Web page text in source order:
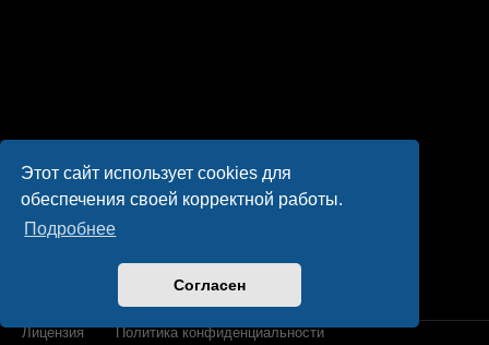
Этот сайт использует cookies для
обеспечения своей корректной работы.
Подробнее
Согласен
Лицензия Политика конфиденциальности